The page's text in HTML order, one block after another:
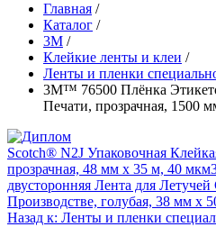
Главная /
Каталог /
3М /
Клейкие ленты и клеи /
Ленты и пленки
3M™ 76500 Плёнка
Печати, прозрачная, 1500
Scotch® N2J Упаковочная
прозрачная, 48 мм х 35 м, 40 мкм
двусторонняя Лента для
Производстве, голубая, 38 мм х
Назад к: Ленты и пленки